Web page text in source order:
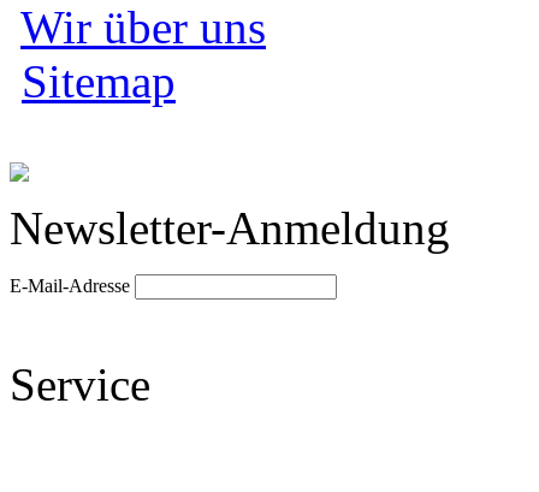
Wir über uns
Sitemap
Newsletter-Anmeldung
E-Mail-Adresse
Service